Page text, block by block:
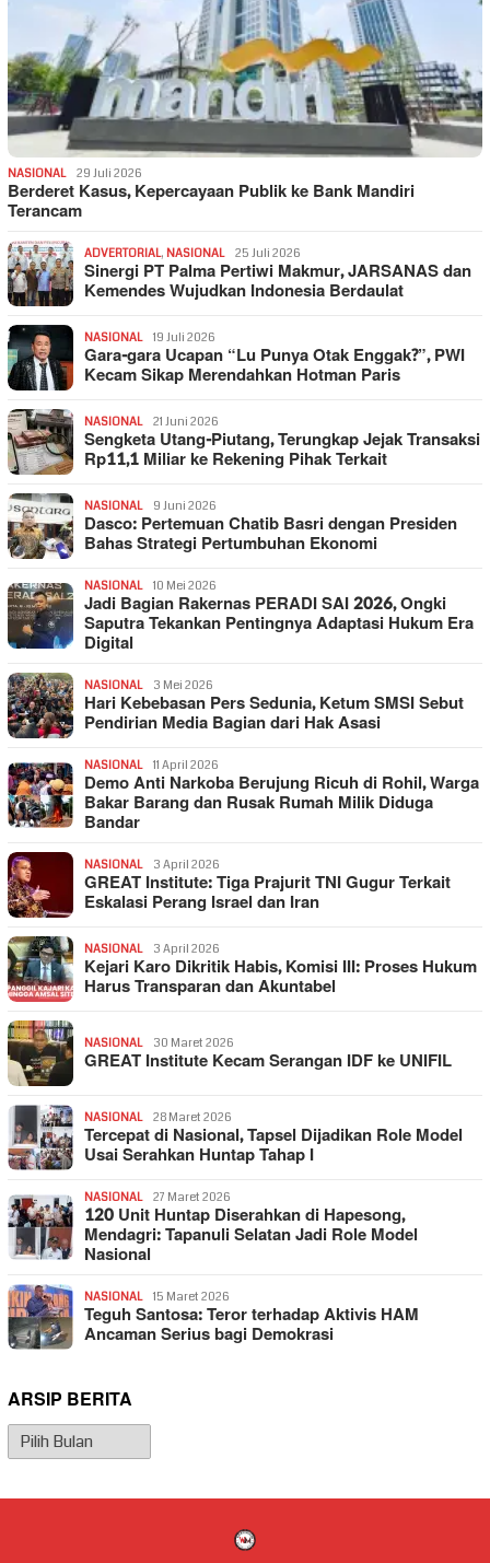
NASIONAL 29 Juli 2026
Berderet Kasus, Kepercayaan Publik ke Bank Mandiri
Terancam
ADVERTORIAL, NASIONAL 25 Juli 2026
Sinergi PT Palma Pertiwi Makmur, JARSANAS dan
Kemendes Wujudkan Indonesia Berdaulat
NASIONAL 19 Juli 2026
Gara-gara Ucapan “Lu Punya Otak Enggak?”, PWI
Kecam Sikap Merendahkan Hotman Paris
NASIONAL 21 Juni 2026
Sengketa Utang-Piutang, Terungkap Jejak Transaksi
Rp11,1 Miliar ke Rekening Pihak Terkait
NASIONAL 9 Juni 2026
Dasco: Pertemuan Chatib Basri dengan Presiden
Bahas Strategi Pertumbuhan Ekonomi
NASIONAL 10 Mei 2026
Jadi Bagian Rakernas PERADI SAI 2026, Ongki
Saputra Tekankan Pentingnya Adaptasi Hukum Era
Digital
NASIONAL 3 Mei 2026
Hari Kebebasan Pers Sedunia, Ketum SMSI Sebut
Pendirian Media Bagian dari Hak Asasi
NASIONAL 11 April 2026
Demo Anti Narkoba Berujung Ricuh di Rohil, Warga
Bakar Barang dan Rusak Rumah Milik Diduga
Bandar
NASIONAL 3 April 2026
GREAT Institute: Tiga Prajurit TNI Gugur Terkait
Eskalasi Perang Israel dan Iran
NASIONAL 3 April 2026
Kejari Karo Dikritik Habis, Komisi III: Proses Hukum
Harus Transparan dan Akuntabel
NASIONAL 30 Maret 2026
GREAT Institute Kecam Serangan IDF ke UNIFIL
NASIONAL 28 Maret 2026
Tercepat di Nasional, Tapsel Dijadikan Role Model
Usai Serahkan Huntap Tahap I
NASIONAL 27 Maret 2026
120 Unit Huntap Diserahkan di Hapesong,
Mendagri: Tapanuli Selatan Jadi Role Model
Nasional
NASIONAL 15 Maret 2026
Teguh Santosa: Teror terhadap Aktivis HAM
Ancaman Serius bagi Demokrasi
ARSIP BERITA
Arsip
Berita